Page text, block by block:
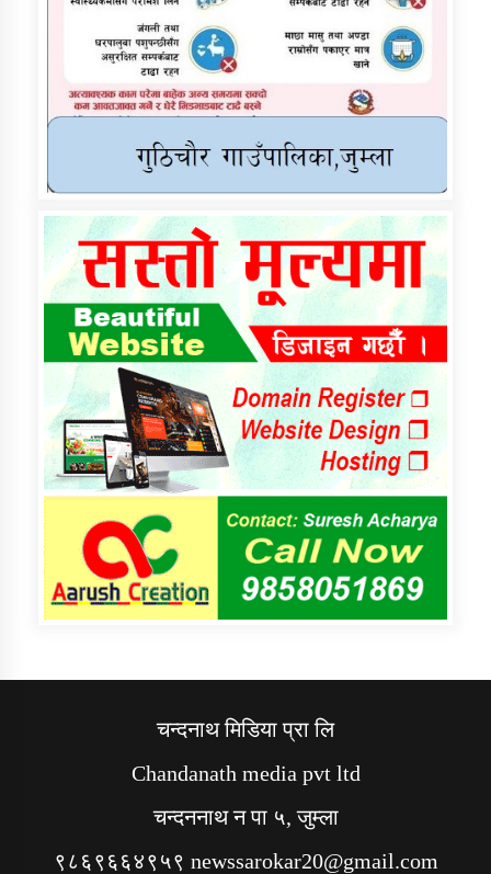
चन्दनाथ मिडिया प्रा लि
Chandanath media pvt ltd
चन्दननाथ न पा ५, जुम्ला
९८६९६६४९५९ newssarokar20@gmail.com